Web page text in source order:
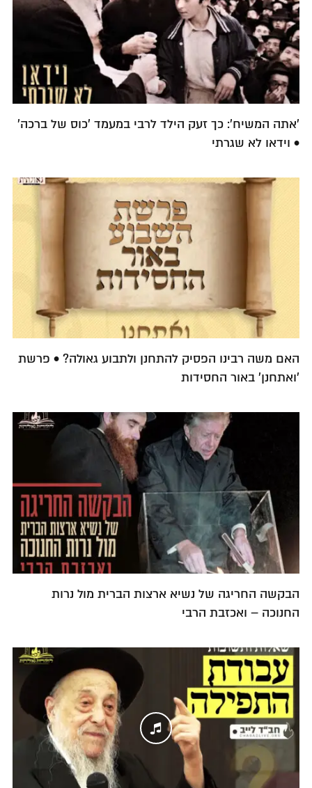
'אתה המשיח': כך זעק הילד לרבי במעמד 'כוס של ברכה'
• וידאו לא שגרתי
האם משה רבינו הפסיק להתחנן ולתבוע גאולה? • פרשת
'ואתחנן' באור החסידות
הבקשה החריגה של נשיא ארצות הברית מול נרות
החנוכה – ואכזבת הרבי